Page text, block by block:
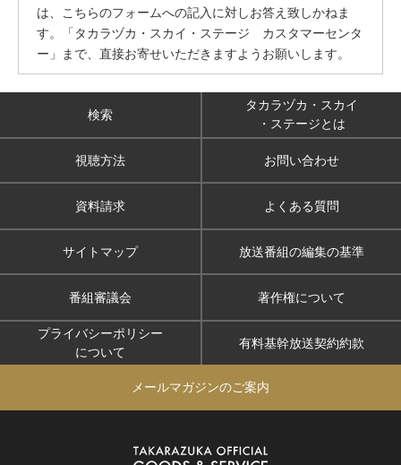
は、こちらのフォームへの記入に対しお答え致しかねま
す。「タカラヅカ・スカイ・ステージ カスタマーセンタ
ー」まで、直接お寄せいただきますようお願いします。
検索
タカラヅカ・スカイ
・ステージとは
視聴方法 お問い合わせ
資料請求 よくある質問
サイトマップ 放送番組の編集の基準
番組審議会 著作権について
プライバシーポリシー
について
有料基幹放送契約約款
メールマガジンのご案内